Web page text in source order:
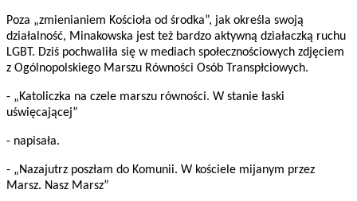
Poza „zmienianiem Kościoła od środka”, jak określa swoją
działalność, Minakowska jest też bardzo aktywną działaczką ruchu
LGBT. Dziś pochwaliła się w mediach społecznościowych zdjęciem
z Ogólnopolskiego Marszu Równości Osób Transpłciowych.
- „Katoliczka na czele marszu równości. W stanie łaski
uświęcającej”
- napisała.
- „Nazajutrz poszłam do Komunii. W kościele mijanym przez
Marsz. Nasz Marsz”